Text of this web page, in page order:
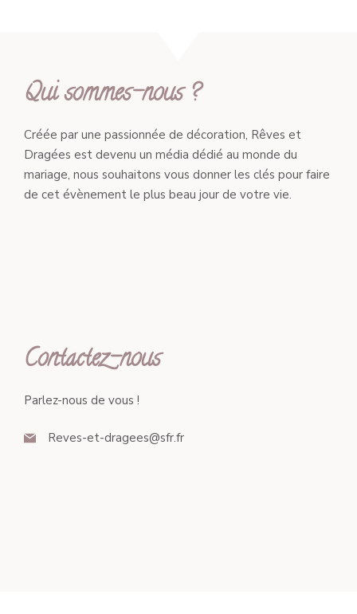
Qui sommes-nous ?
Créée par une passionnée de décoration, Rêves et
Dragées est devenu un média dédié au monde du
mariage, nous souhaitons vous donner les clés pour faire
de cet évènement le plus beau jour de votre vie.
Contactez-nous
Parlez-nous de vous !
Reves-et-dragees@sfr.fr